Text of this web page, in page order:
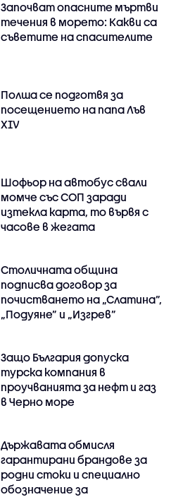
Започват опасните мъртви
течения в морето: Какви са
съветите на спасителите
Полша се подготвя за
посещението на папа Лъв
XIV
Шофьор на автобус свали
момче със СОП заради
изтекла карта, то вървя с
часове в жегата
Столичната община
подписва договор за
почистването на „Слатина”,
„Подуяне” и „Изгрев”
Защо България допуска
турска компания в
проучванията за нефт и газ
в Черно море
Държавата обмисля
гарантирани брандове за
родни стоки и специално
обозначение за